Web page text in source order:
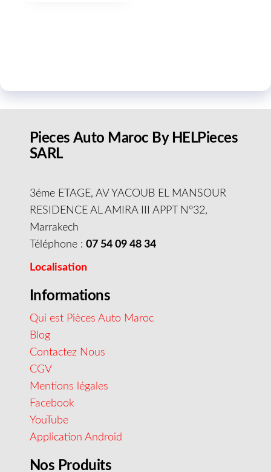
Pieces Auto Maroc By HELPieces
SARL
3éme ETAGE, AV YACOUB EL MANSOUR
RESIDENCE AL AMIRA III APPT N°32,
Marrakech
Téléphone : 07 54 09 48 34
Localisation
Informations
Qui est Pièces Auto Maroc
Blog
Contactez Nous
CGV
Mentions légales
Facebook
YouTube
Application Android
Nos Produits